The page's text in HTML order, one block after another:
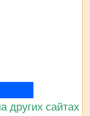
других сайтах